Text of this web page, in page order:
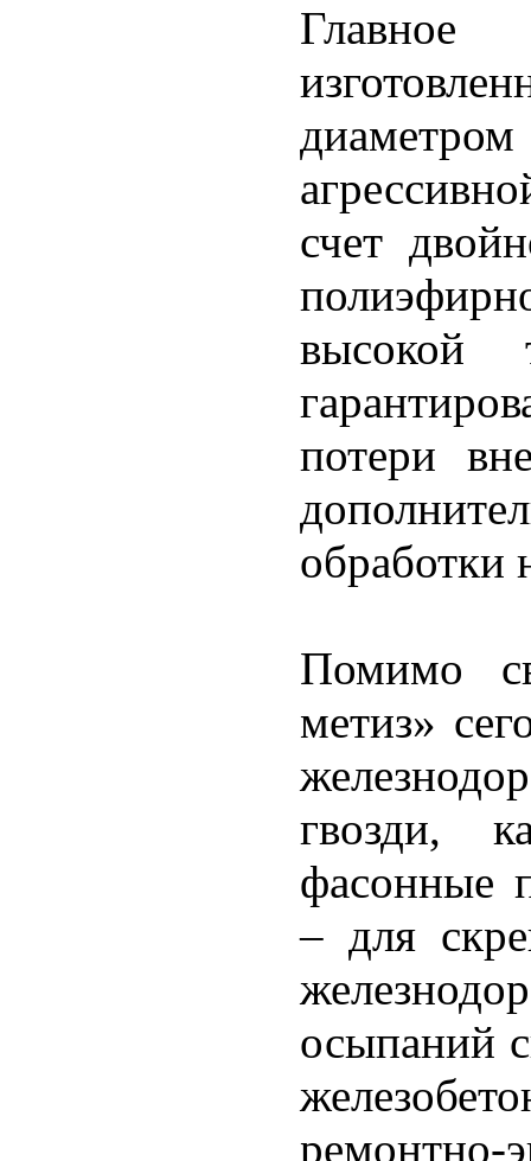
счет
высокой
потери
обработки
Помимо
метиз»
гвозди,
фасонные
– для
осыпаний